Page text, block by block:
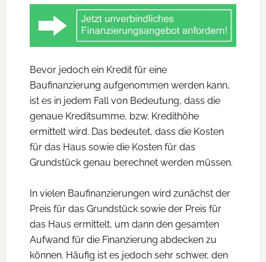
Bevor jedoch ein Kredit für eine
Baufinanzierung aufgenommen werden kann,
ist es in jedem Fall von Bedeutung, dass die
genaue Kreditsumme, bzw. Kredithöhe
ermittelt wird. Das bedeutet, dass die Kosten
für das Haus sowie die Kosten für das
Grundstück genau berechnet werden müssen.
In vielen Baufinanzierungen wird zunächst der
Preis für das Grundstück sowie der Preis für
das Haus ermittelt, um dann den gesamten
Aufwand für die Finanzierung abdecken zu
können. Häufig ist es jedoch sehr schwer, den